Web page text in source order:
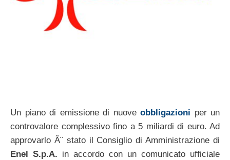
Un piano di emissione di nuove obbligazioni per un
controvalore complessivo fino a 5 miliardi di euro. Ad
approvarlo Ã¨ stato il Consiglio di Amministrazione di
Enel S.p.A. in accordo con un comunicato ufficiale